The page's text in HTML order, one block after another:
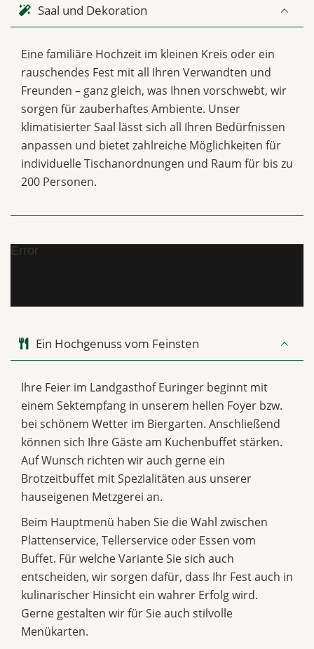
Saal und Dekoration
Eine familiäre Hochzeit im kleinen Kreis oder ein
rauschendes Fest mit all Ihren Verwandten und
Freunden – ganz gleich, was Ihnen vorschwebt, wir
sorgen für zauberhaftes Ambiente. Unser
klimatisierter Saal lässt sich all Ihren Bedürfnissen
anpassen und bietet zahlreiche Möglichkeiten für
individuelle Tischanordnungen und Raum für bis zu
200 Personen.
Error
Ein Hochgenuss vom Feinsten
Ihre Feier im Landgasthof Euringer beginnt mit
einem Sektempfang in unserem hellen Foyer bzw.
bei schönem Wetter im Biergarten. Anschließend
können sich Ihre Gäste am Kuchenbuffet stärken.
Auf Wunsch richten wir auch gerne ein
Brotzeitbuffet mit Spezialitäten aus unserer
hauseigenen Metzgerei an.
Beim Hauptmenü haben Sie die Wahl zwischen
Plattenservice, Tellerservice oder Essen vom
Buffet. Für welche Variante Sie sich auch
entscheiden, wir sorgen dafür, dass Ihr Fest auch in
kulinarischer Hinsicht ein wahrer Erfolg wird.
Gerne gestalten wir für Sie auch stilvolle
Menükarten.